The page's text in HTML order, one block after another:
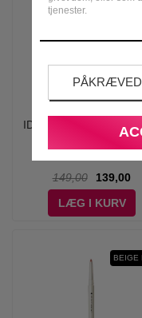
tjenester.
IDUN Minerals - Lip
149,00
139,00
LÆG I KURV
BEIGE